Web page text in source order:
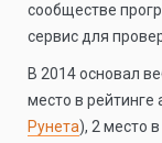
сообществе
сервис для
В 2014 основал
место в рейтинге
Рунета), 2 место